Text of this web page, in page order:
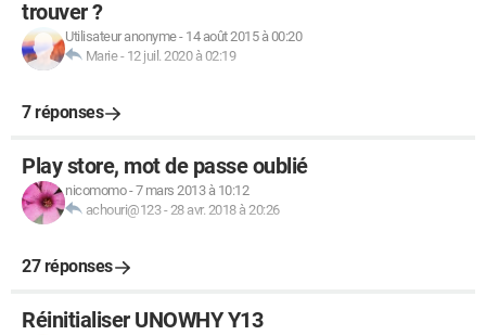
trouver ?
Utilisateur anonyme- 14 août 2015 à 00:20
Marie- 12 juil. 2020 à 02:19
7 réponses
Play store, mot de passe oublié
nicomomo-7 mars 2013 à 10:12
achouri@123-28 avr. 2018 à 20:26
27 réponses
Réinitialiser UNOWHY Y13